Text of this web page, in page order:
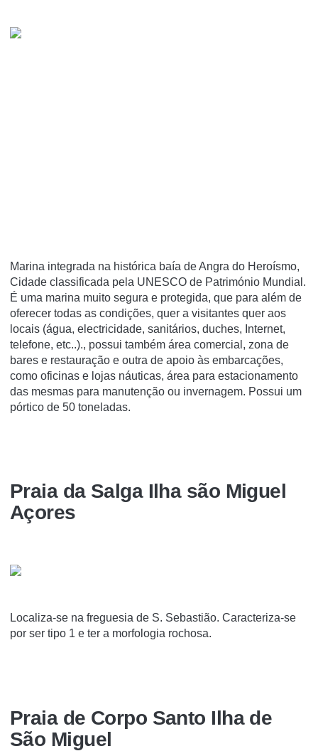
Marina integrada na histórica baía de Angra do Heroísmo,
Cidade classificada pela UNESCO de Património Mundial.
É uma marina muito segura e protegida, que para além de
oferecer todas as condições, quer a visitantes quer aos
locais (água, electricidade, sanitários, duches, Internet,
telefone, etc..)., possui também área comercial, zona de
bares e restauração e outra de apoio às embarcações,
como oficinas e lojas náuticas, área para estacionamento
das mesmas para manutenção ou invernagem. Possui um
pórtico de 50 toneladas.
Praia da Salga Ilha são Miguel
Açores
Localiza-se na freguesia de S. Sebastião. Caracteriza-se
por ser tipo 1 e ter a morfologia rochosa.
Praia de Corpo Santo Ilha de
São Miguel